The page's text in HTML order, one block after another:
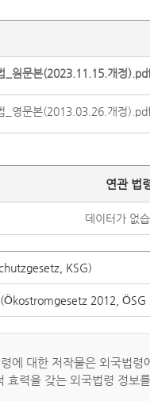
_원문본(2023.11.15.개정
_영문본(2013.03.26.개정
연관 법
데이터가 없
KSG)
(Ökostromgesetz 2012, ÖSG
에 대한 저작물은 외국법령
효력을 갖는 외국법령 정보